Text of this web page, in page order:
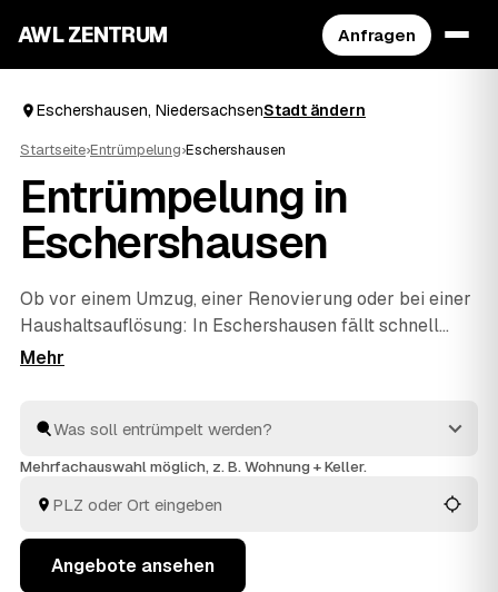
AWL ZENTRUM Anfragen
Eschershausen, NiedersachsenStadt ändern
Startseite›Entrümpelung›Eschershausen
Entrümpelung in
Eschershausen
Ob vor einem Umzug, einer Renovierung oder bei einer
Haushaltsauflösung: In Eschershausen fällt schnell
mehr Hausrat an, als man allein wegbekommt. Über
Angebote von geprüften Betrieben rund um
Eschershausen bisBodenwerderundStadtoldendorf
und müssen keine Preise im Voraus raten.
Mehrfachauswahl möglich, z. B. Wohnung + Keller.
Angebote ansehen